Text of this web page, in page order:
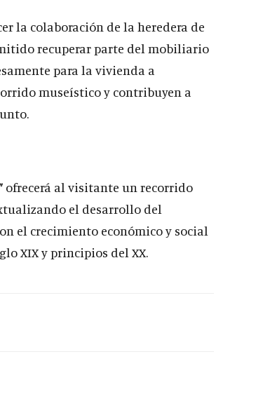
la colaboración de la heredera de
recuperar parte del mobiliario
para la vivienda a
museístico y contribuyen a
ofrecerá al visitante un recorrido
el desarrollo del
el crecimiento económico y social
XIX y principios del XX.